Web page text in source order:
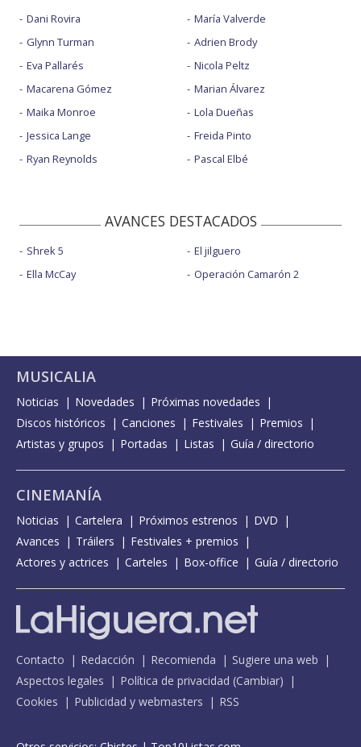
Dani Rovira
Glynn Turman
Eva Pallarés
Macarena Gómez
Maika Monroe
Jessica Lange
Ryan Reynolds
María Valverde
Adrien Brody
Nicola Peltz
Marian Álvarez
Lola Dueñas
Freida Pinto
Pascal Elbé
AVANCES DESTACADOS
Shrek 5
Ella McCay
El jilguero
Operación Camarón 2
MUSICALIA
Noticias Novedades
Próximas novedades
Discos históricos
Canciones Festivales
Premios
Artistas y grupos
Portadas Listas Guía / directorio
CINEMANÍA
Noticias Cartelera Próximos estrenos
DVD
Avances
Tráilers
Festivales + premios
Actores y actrices
Carteles Box-office Guía / directorio
Contacto Redacción Recomienda
Sugiere una web
Aspectos legales
Política de privacidad (Cambiar)
Cookies
Publicidad y webmasters RSS